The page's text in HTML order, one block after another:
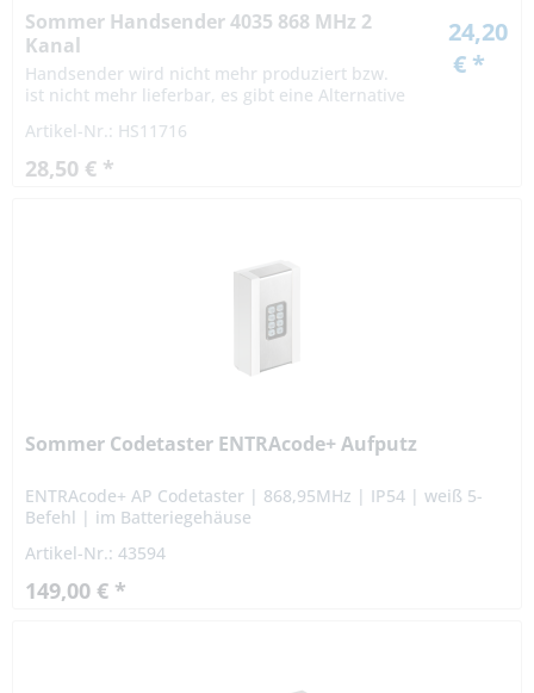
Sommer Handsender 4035 868 MHz 2
Kanal
Handsender wird nicht mehr produziert bzw.
ist nicht mehr lieferbar, es gibt eine Alternative
Artikel-Nr.: HS11716
28,50 € *
24,20
€ *
Sommer Codetaster ENTRAcode+ Aufputz
ENTRAcode+ AP Codetaster | 868,95MHz | IP54 | weiß 5-
Befehl | im Batteriegehäuse
Artikel-Nr.: 43594
149,00 € *